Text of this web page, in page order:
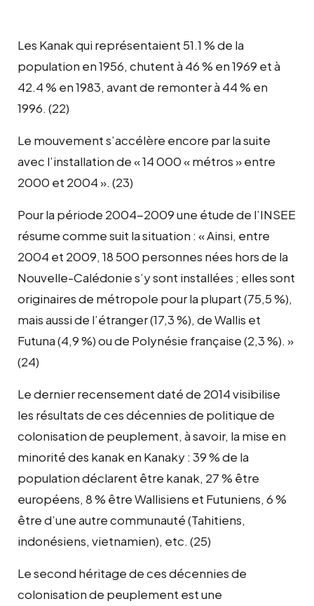
Les Kanak qui représentaient 51.1 % de la
population en 1956, chutent à 46 % en 1969 et à
42.4 % en 1983, avant de remonter à 44 % en
1996. (22)
Le mouvement s’accélère encore par la suite
avec l’installation de « 14 000 « métros » entre
2000 et 2004 ». (23)
Pour la période 2004-2009 une étude de l’INSEE
résume comme suit la situation : « Ainsi, entre
2004 et 2009, 18 500 personnes nées hors de la
Nouvelle-Calédonie s’y sont installées ; elles sont
originaires de métropole pour la plupart (75,5 %),
mais aussi de l’étranger (17,3 %), de Wallis et
Futuna (4,9 %) ou de Polynésie française (2,3 %). »
(24)
Le dernier recensement daté de 2014 visibilise
les résultats de ces décennies de politique de
colonisation de peuplement, à savoir, la mise en
minorité des kanak en Kanaky : 39 % de la
population déclarent être kanak, 27 % être
européens, 8 % être Wallisiens et Futuniens, 6 %
être d’une autre communauté (Tahitiens,
indonésiens, vietnamien), etc. (25)
Le second héritage de ces décennies de
colonisation de peuplement est une